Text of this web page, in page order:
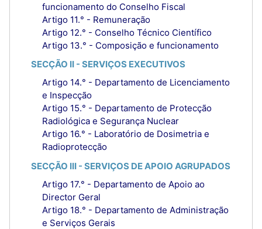
funcionamento do Conselho Fiscal
Artigo 11.° - Remuneração
Artigo 12.° - Conselho Técnico Científico
Artigo 13.° - Composição e funcionamento
SECÇÃO II - SERVIÇOS EXECUTIVOS
Artigo 14.° - Departamento de Licenciamento
e Inspecção
Artigo 15.° - Departamento de Protecção
Radiológica e Segurança Nuclear
Artigo 16.° - Laboratório de Dosimetria e
Radioprotecção
SECÇÃO III - SERVIÇOS DE APOIO AGRUPADOS
Artigo 17.° - Departamento de Apoio ao
Director Geral
Artigo 18.° - Departamento de Administração
e Serviços Gerais